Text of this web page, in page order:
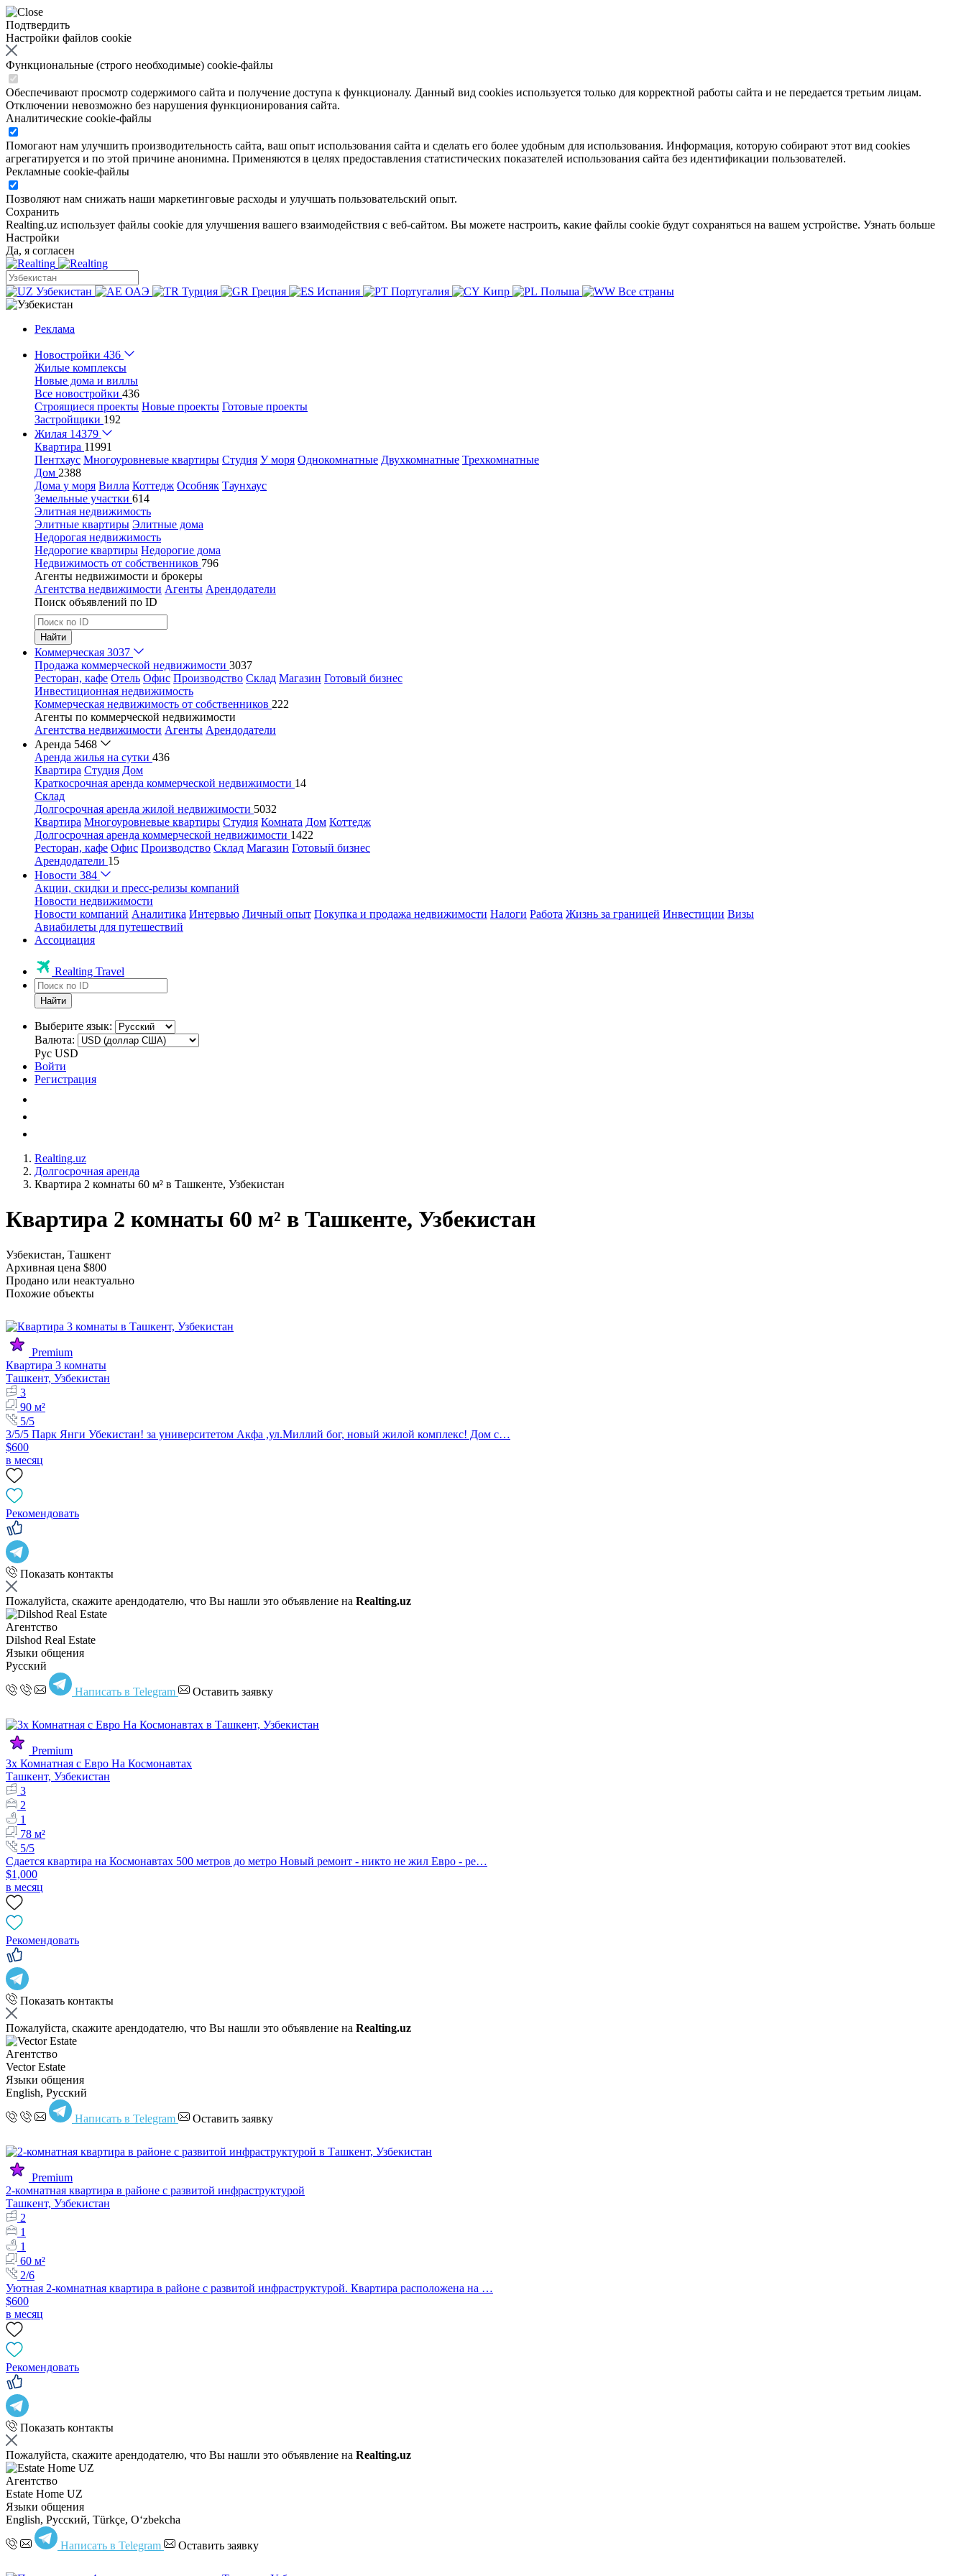
Подтвердить
Настройки файлов cookie
Функциональные (строго необходимые) cookie-файлы
Обеспечивают просмотр содержимого сайта и получение доступа к функционалу. Данный вид cookies используется только для корректной работы сайта и не передается третьим лицам.
Отключении невозможно без нарушения функционирования сайта.
Аналитические cookie-файлы
Помогают нам улучшить производительность сайта, ваш опыт использования сайта и сделать его более удобным для использования. Информация, которую собирают этот вид cookies
агрегатируется и по этой причине анонимна. Применяются в целях предоставления статистических показателей использования сайта без идентификации пользователей.
Рекламные cookie-файлы
Позволяют нам снижать наши маркетинговые расходы и улучшать пользовательский опыт.
Сохранить
Realting.uz использует файлы cookie для улучшения вашего взаимодействия с веб-сайтом. Вы можете настроить, какие файлы cookie будут сохраняться на вашем устройстве. Узнать больше
Настройки
Да, я согласен
Узбекистан ОАЭ Турция Греция Испания Португалия Кипр Польша Все страны
Реклама
Новостройки 436
Жилые комплексы
Новые дома и виллы
Все новостройки 436
Строящиеся проекты Новые проекты Готовые проекты
Застройщики 192
Жилая 14379
Квартира 11991
Пентхаус Многоуровневые квартиры Студия У моря Однокомнатные Двухкомнатные Трехкомнатные
Дом 2388
Дома у моря Вилла Коттедж Особняк Таунхаус
Земельные участки 614
Элитная недвижимость
Элитные квартиры Элитные дома
Недорогая недвижимость
Недорогие квартиры Недорогие дома
Недвижимость от собственников 796
Агенты недвижимости и брокеры
Агентства недвижимости Агенты Арендодатели
Поиск объявлений по ID
Найти
Коммерческая 3037
Продажа коммерческой недвижимости 3037
Ресторан, кафе Отель Офис Производство Склад Магазин Готовый бизнес
Инвестиционная недвижимость
Коммерческая недвижимость от собственников 222
Агенты по коммерческой недвижимости
Агентства недвижимости Агенты Арендодатели
Аренда 5468
Аренда жилья на сутки 436
Квартира Студия Дом
Краткосрочная аренда коммерческой недвижимости 14
Склад
Долгосрочная аренда жилой недвижимости 5032
Квартира Многоуровневые квартиры Студия Комната Дом Коттедж
Долгосрочная аренда коммерческой недвижимости 1422
Ресторан, кафе Офис Производство Склад Магазин Готовый бизнес
Арендодатели 15
Новости 384
Акции, скидки и пресс-релизы компаний
Новости недвижимости
Новости компаний Аналитика Интервью Личный опыт Покупка и продажа недвижимости Налоги Работа Жизнь за границей Инвестиции Визы
Авиабилеты для путешествий
Ассоциация
Realting Travel
Найти
Выберите язык:
Валюта:
Рус USD
Войти
Регистрация
Realting.uz
Долгосрочная аренда
Квартира 2 комнаты 60 м² в Ташкенте, Узбекистан
Квартира 2 комнаты 60 м² в Ташкенте, Узбекистан
Узбекистан, Ташкент
Архивная цена $800
Продано или неактуально
Похожие объекты
Premium
Квартира 3 комнаты
Ташкент, Узбекистан
3
90 м²
5/5
3/5/5 Парк Янги Убекистан! за университетом Акфа ,ул.Миллий бог, новый жилой комплекс! Дом с…
$600
в месяц
Рекомендовать
Показать контакты
Пожалуйста, скажите арендодателю, что Вы нашли это объявление на Realting.uz
Агентство
Dilshod Real Estate
Языки общения
Русский
Написать в Telegram Оставить заявку
Premium
3х Комнатная с Евро На Космонавтах
Ташкент, Узбекистан
3
2
1
78 м²
5/5
Сдается квартира на Космонавтах 500 метров до метро Новый ремонт - никто не жил Евро - ре…
$1,000
в месяц
Рекомендовать
Показать контакты
Пожалуйста, скажите арендодателю, что Вы нашли это объявление на Realting.uz
Агентство
Vector Estate
Языки общения
English, Русский
Написать в Telegram Оставить заявку
Premium
2-комнатная квартира в районе с развитой инфраструктурой
Ташкент, Узбекистан
2
1
1
60 м²
2/6
Уютная 2-комнатная квартира в районе с развитой инфраструктурой. Квартира расположена на …
$600
в месяц
Рекомендовать
Показать контакты
Пожалуйста, скажите арендодателю, что Вы нашли это объявление на Realting.uz
Агентство
Estate Home UZ
Языки общения
English, Русский, Türkçe, Oʻzbekcha
Написать в Telegram Оставить заявку